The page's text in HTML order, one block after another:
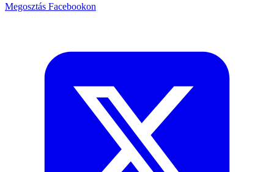
Megosztás Facebookon